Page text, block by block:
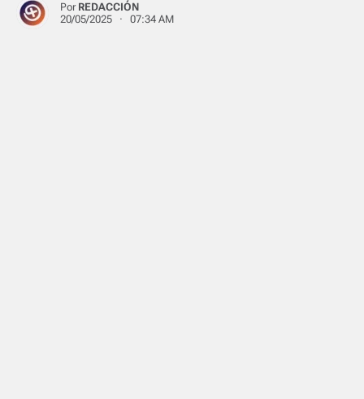
Por REDACCIÓN
20/05/2025 · 07:34 AM